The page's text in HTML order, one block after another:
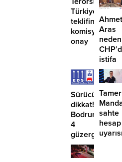
Türkiye
teklifine
komisyondan
onay
Ahmet
Aras
neden
istifa
Sürücüler
dikkat!
Bodrum’da
4
güzergahta
EDS
başlıyor
Tamer
sahte
hesap